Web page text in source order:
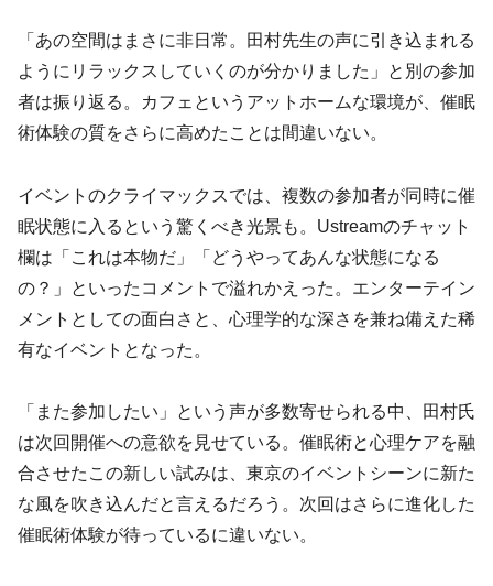
「あの空間はまさに非日常。田村先生の声に引き込まれる
ようにリラックスしていくのが分かりました」と別の参加
者は振り返る。カフェというアットホームな環境が、催眠
術体験の質をさらに高めたことは間違いない。
イベントのクライマックスでは、複数の参加者が同時に催
眠状態に入るという驚くべき光景も。Ustreamのチャット
欄は「これは本物だ」「どうやってあんな状態になる
の？」といったコメントで溢れかえった。エンターテイン
メントとしての面白さと、心理学的な深さを兼ね備えた稀
有なイベントとなった。
「また参加したい」という声が多数寄せられる中、田村氏
は次回開催への意欲を見せている。催眠術と心理ケアを融
合させたこの新しい試みは、東京のイベントシーンに新た
な風を吹き込んだと言えるだろう。次回はさらに進化した
催眠術体験が待っているに違いない。